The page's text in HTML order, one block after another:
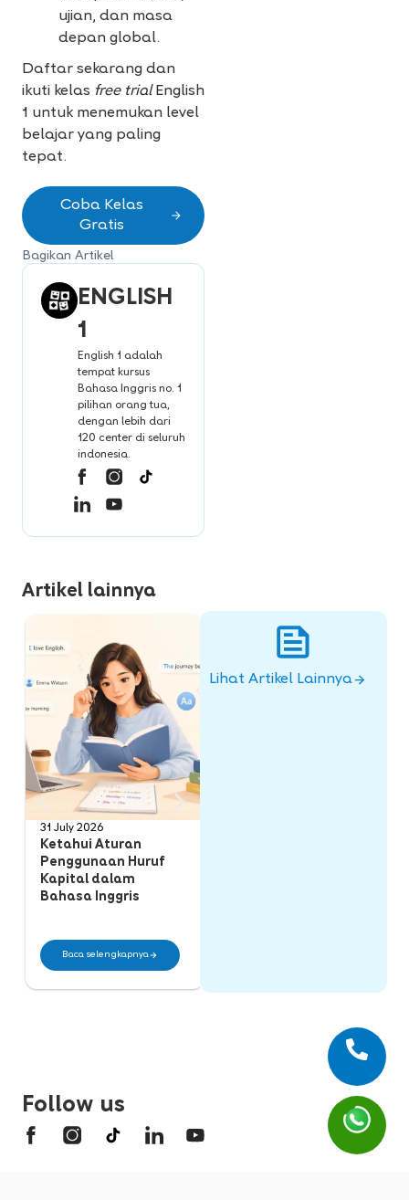
ujian, dan masa
depan global.
Daftar sekarang dan
ikuti kelas free trialEnglish
1 untuk menemukan level
belajar yang paling
tepat.
Coba Kelas
Gratis
Bagikan Artikel
ENGLISH
1
English 1 adalah
tempat kursus
Bahasa Inggris no. 1
pilihan orang tua,
dengan lebih dari
120 center di seluruh
indonesia.
Artikel lainnya
31 July 2026
Ketahui Aturan
Penggunaan Huruf
Kapital dalam
Bahasa Inggris
Baca selengkapnya
Lihat Artikel Lainnya
Follow us